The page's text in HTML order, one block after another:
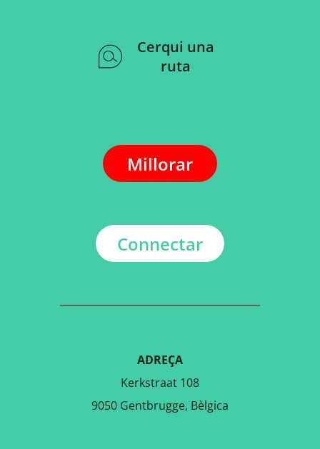
Cerqui una
ruta
Millorar
Connectar
ADREÇA
Kerkstraat 108
9050 Gentbrugge, Bèlgica